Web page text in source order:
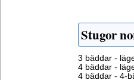
Stugor
3 bäddar -
4 bäddar -
4 bäddar - 4-